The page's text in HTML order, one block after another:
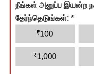
நீங்கள் அனுப்ப
தேர்ந்தெடுங்கள்: *
₹100
₹1,000